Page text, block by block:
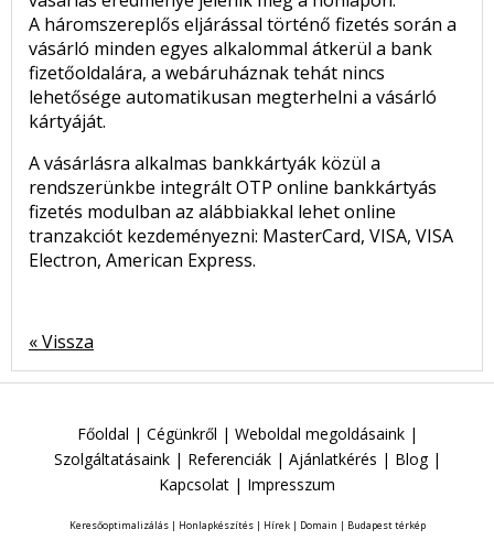
A háromszereplős eljárással történő fizetés során a
vásárló minden egyes alkalommal átkerül a bank
fizetőoldalára, a webáruháznak tehát nincs
lehetősége automatikusan megterhelni a vásárló
kártyáját.
A vásárlásra alkalmas bankkártyák közül a
rendszerünkbe integrált OTP online bankkártyás
fizetés modulban az alábbiakkal lehet online
tranzakciót kezdeményezni: MasterCard, VISA, VISA
Electron, American Express.
« Vissza
Főoldal | Cégünkről | Weboldal megoldásaink|
Szolgáltatásaink| Referenciák| Ajánlatkérés | Blog|
Kapcsolat | Impresszum
Keresőoptimalizálás| Honlapkészítés| Hírek| Domain | Budapest térkép